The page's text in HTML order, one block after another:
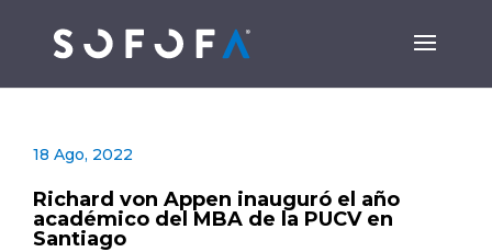
18 Ago, 2022
Richard von Appen inauguró el año
académico del MBA de la PUCV en
Santiago